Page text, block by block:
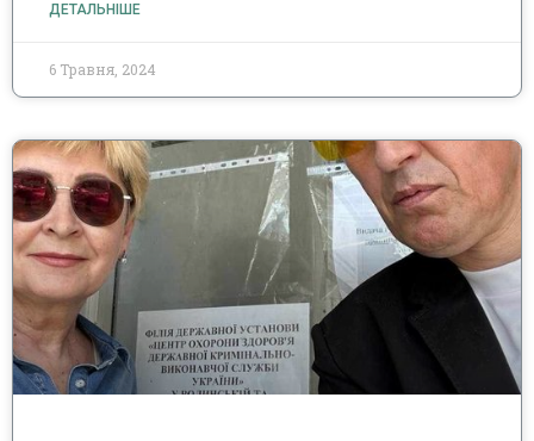
ДЕТАЛЬНІШЕ
6 Травня, 2024